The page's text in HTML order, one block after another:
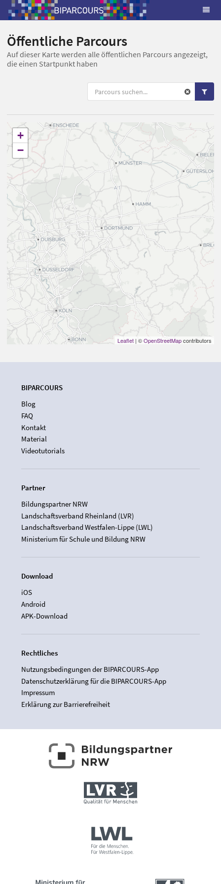
Öffentliche Parcours
Auf dieser Karte werden alle öffentlichen Parcours angezeigt,
die einen Startpunkt haben
+
−
Leaflet | ©OpenStreetMapcontributors
BIPARCOURS
Blog
FAQ
Kontakt
Material
Videotutorials
Partner
Bildungspartner NRW
Landschaftsverband Rheinland (LVR)
Landschaftsverband Westfalen-Lippe (LWL)
Ministerium für Schule und Bildung NRW
Download
iOS
Android
APK-Download
Rechtliches
Nutzungsbedingungen der BIPARCOURS-App
Datenschutzerklärung für die BIPARCOURS-App
Impressum
Erklärung zur Barrierefreiheit